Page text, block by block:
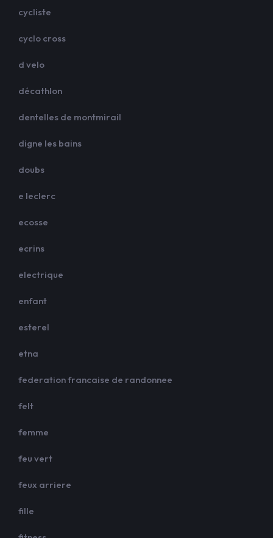
cycliste
cyclo cross
d velo
décathlon
dentelles de montmirail
digne les bains
doubs
e leclerc
ecosse
ecrins
electrique
enfant
esterel
etna
federation francaise de randonnee
felt
femme
feu vert
feux arriere
fille